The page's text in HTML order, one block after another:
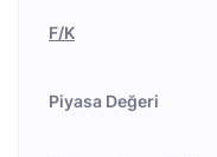
F/K
Piyasa Değeri